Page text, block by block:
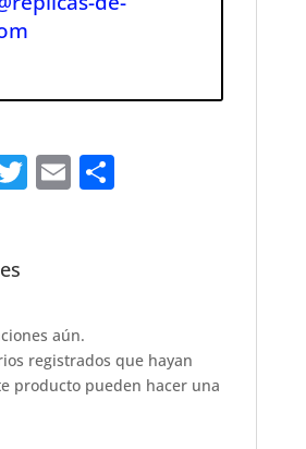
T E S
aún.
registrados que hayan
producto pueden hacer una